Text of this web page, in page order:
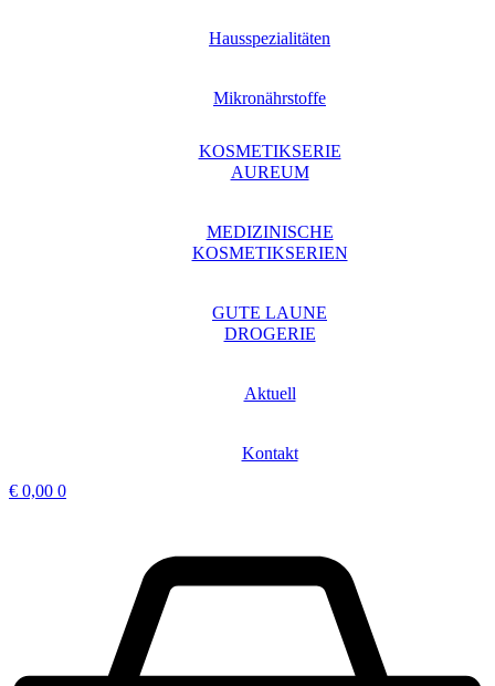
Hausspezialitäten
Mikronährstoffe
KOSMETIKSERIE
AUREUM
MEDIZINISCHE
KOSMETIKSERIEN
GUTE LAUNE
DROGERIE
Aktuell
Kontakt
€ 0,00 0